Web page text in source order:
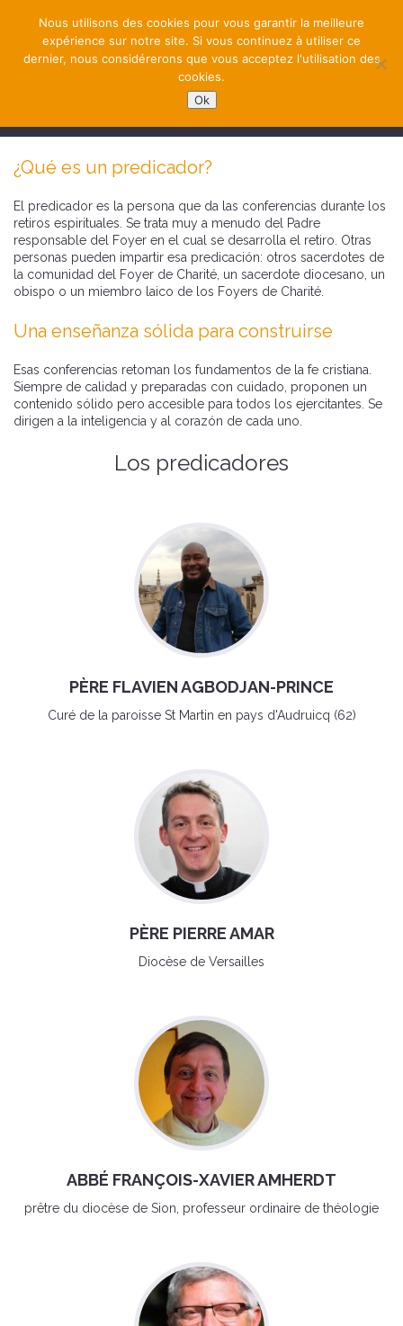
¿Qué es un predicador?
El predicador es la persona que da las conferencias durante los
retiros espirituales. Se trata muy a menudo del Padre
responsable del Foyer en el cual se desarrolla el retiro. Otras
personas pueden impartir esa predicación: otros sacerdotes de
la comunidad del Foyer de Charité, un sacerdote diocesano, un
obispo o un miembro laico de los Foyers de Charité.
Una enseñanza sólida para construirse
Esas conferencias retoman los fundamentos de la fe cristiana.
Siempre de calidad y preparadas con cuidado, proponen un
contenido sólido pero accesible para todos los ejercitantes. Se
dirigen a la inteligencia y al corazón de cada uno.
Los predicadores
PÈRE FLAVIEN AGBODJAN-PRINCE
Curé de la paroisse St Martin en pays d'Audruicq (62)
PÈRE PIERRE AMAR
Diocèse de Versailles
ABBÉ FRANÇOIS-XAVIER AMHERDT
prêtre du diocèse de Sion, professeur ordinaire de théologie
Nous utilisons des cookies pour vous garantir la meilleure
expérience sur notre site. Si vous continuez à utiliser ce
dernier, nous considérerons que vous acceptez l'utilisation des
cookies.
Ok